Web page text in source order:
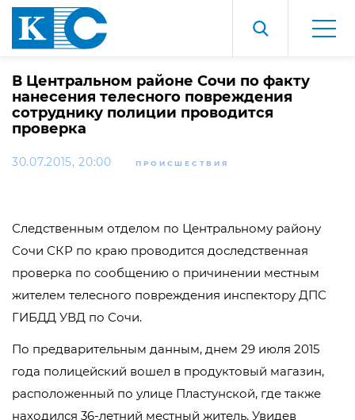
В Центральном районе Сочи по факту
нанесения телесного повреждения
сотруднику полиции проводится
проверка
30.07.2015, 20:00 ПРОИСШЕСТВИЯ
Следственным отделом по Центральному району
Сочи СКР по краю проводится доследственная
проверка по сообщению о причинении местным
жителем телесного повреждения инспектору ДПС
ГИБДД УВД по Сочи.
По предварительным данным, днем 29 июля 2015
года полицейский вошел в продуктовый магазин,
расположенный по улице Пластунской, где также
находился 36-летний местный житель. Увидев